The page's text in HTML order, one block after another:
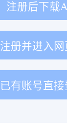
注册后下载
注册并进入网
已有账号直接